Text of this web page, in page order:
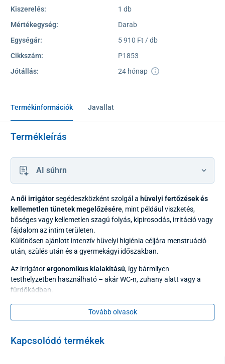
Kiszerelés:
1 db
Mértékegység:
Darab
Egységár:
5 910 Ft / db
Cikkszám:
P1853
Jótállás:
24 hónap
Termékinformációk Javallat
Termékleírás
AI súhrn
Anői irrigátorsegédeszközként szolgál a hüvelyi fertőzések és
kellemetlen tünetek megelőzésére, mint például viszketés,
bőséges vagy kellemetlen szagú folyás, kipirosodás, irritáció vagy
fájdalom az intim területen.
Különösen ajánlott intenzív hüvelyi higiénia céljára menstruáció
után, szülés után és a gyermekágyi időszakban.
Az irrigátorergonomikus kialakítású, így bármilyen
testhelyzetben használható – akár WC-n, zuhany alatt vagy a
fürdőkádban.
visszaszívását, valamint csökkenti a nyomást a használat során,
ezért normál terhesség idején is biztonságosan alkalmazható.
Tovább olvasok
Kapcsolódó termékek